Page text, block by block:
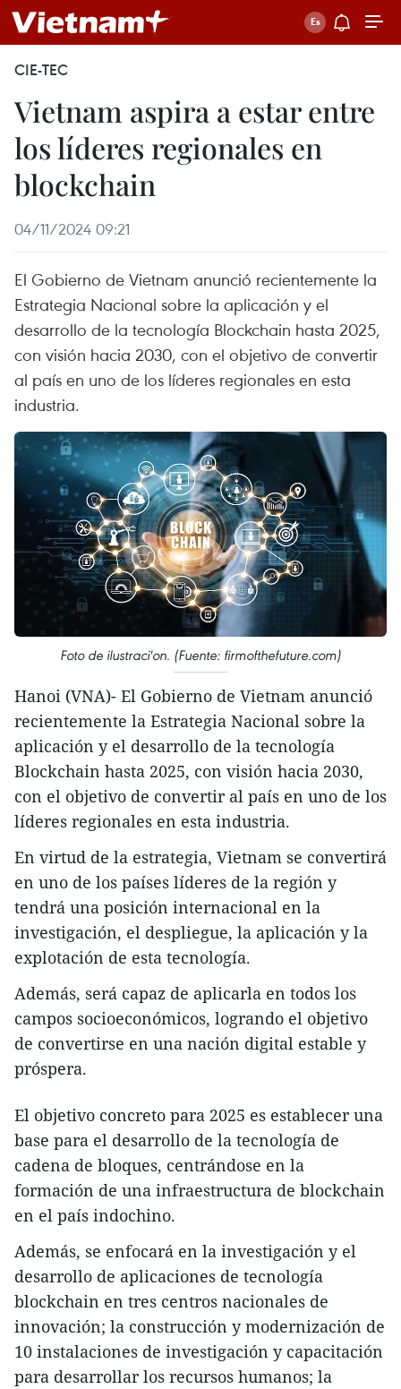
CIE-TEC
Vietnam aspira a estar entre
los líderes regionales en
blockchain
04/11/2024 09:21
El Gobierno de Vietnam anunció recientemente la
Estrategia Nacional sobre la aplicación y el
desarrollo de la tecnología Blockchain hasta 2025,
con visión hacia 2030, con el objetivo de convertir
al país en uno de los líderes regionales en esta
industria.
Foto de ilustraci'on. (Fuente: firmofthefuture.com)
Hanoi (VNA)- El Gobierno de Vietnam anunció
recientemente la Estrategia Nacional sobre la
aplicación y el desarrollo de la tecnología
Blockchain hasta 2025, con visión hacia 2030,
con el objetivo de convertir al país en uno de los
líderes regionales en esta industria.
En virtud de la estrategia, Vietnam se convertirá
en uno de los países líderes de la región y
tendrá una posición internacional en la
investigación, el despliegue, la aplicación y la
explotación de esta tecnología.
Además, será capaz de aplicarla en todos los
campos socioeconómicos, logrando el objetivo
de convertirse en una nación digital estable y
próspera.
El objetivo concreto para 2025 es establecer una
base para el desarrollo de la tecnología de
cadena de bloques, centrándose en la
formación de una infraestructura de blockchain
en el país indochino.
Además, se enfocará en la investigación y el
desarrollo de aplicaciones de tecnología
blockchain en tres centros nacionales de
innovación; la construcción y modernización de
10 instalaciones de investigación y capacitación
para desarrollar los recursos humanos; la